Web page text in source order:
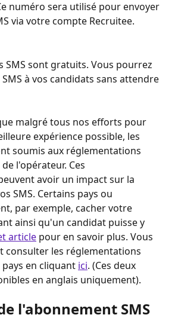
numéro sera utilisé pour envoyer
via votre compte Recruitee.
SMS sont gratuits. Vous pourrez
à vos candidats sans attendre
malgré tous nos efforts pour
expérience possible, les
soumis aux réglementations
l'opérateur. Ces
avoir un impact sur la
SMS. Certains pays ou
par exemple, cacher votre
ainsi qu'un candidat puisse y
article pour en savoir plus. Vous
consulter les réglementations
en cliquant ici. (Ces deux
en anglais uniquement).
l'abonnement SMS